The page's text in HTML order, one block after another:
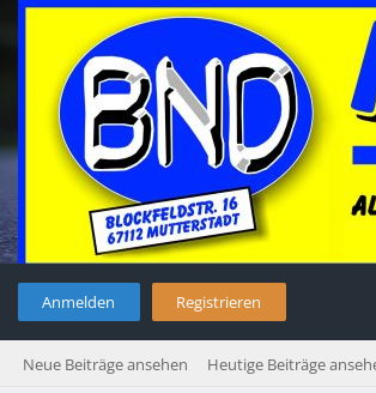
Anmelden Registrieren
Neue Beiträge ansehen Heutige Beiträge